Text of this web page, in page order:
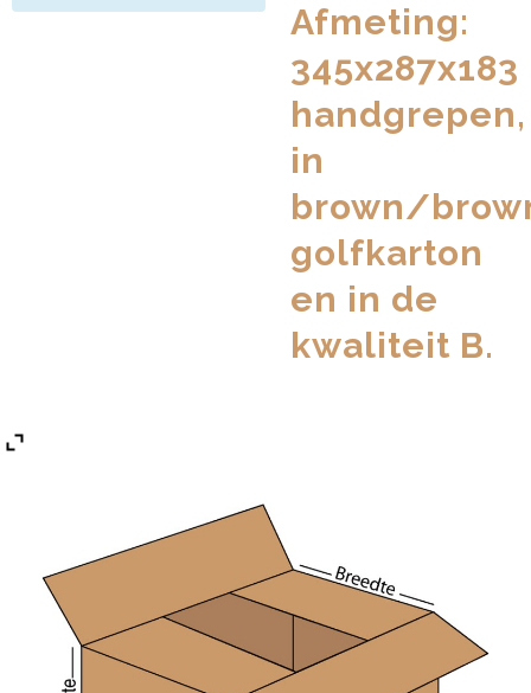
Afmeting:
345x287x183
handgrepen,
in
brown/
golfkarton
en in de
kwaliteit B.